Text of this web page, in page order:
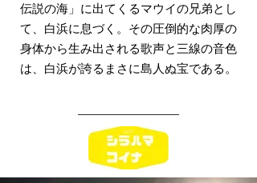
伝説の海」に出てくるマウイの兄弟とし
て、白浜に息づく。その圧倒的な肉厚の
身体から生み出される歌声と三線の音色
は、白浜が誇るまさに島人ぬ宝である。